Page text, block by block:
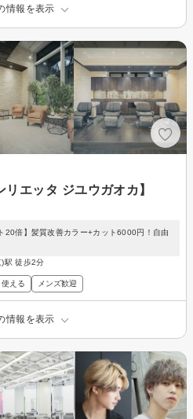
情報を表示
エッタ ジユウガオカ】
20倍】髪質改善カラー+カット6000円！自由
)駅 徒歩2分
える メンズ歓迎
情報を表示